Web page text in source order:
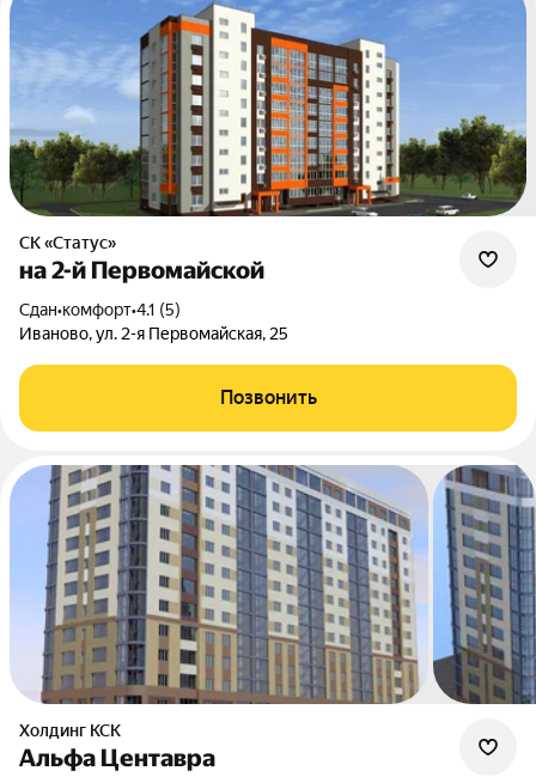
СК «Статус»
на 2-й Первомайской
Сдан•комфорт•4.1 (5)
Иваново, ул. 2-я Первомайская, 25
Позвонить
Холдинг КСК
Альфа Центавра